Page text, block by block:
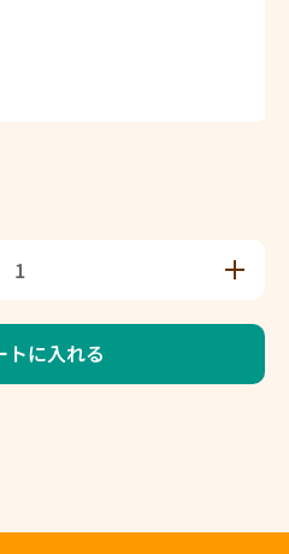
にぎ
ろご
トに入れる